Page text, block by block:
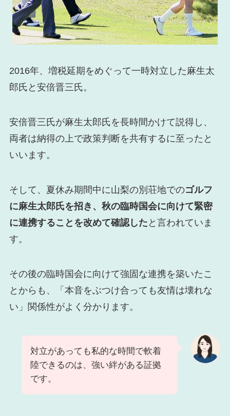
2016年、増税延期をめぐって一時対立した麻生太
郎氏と安倍晋三氏。
安倍晋三氏が麻生太郎氏を長時間かけて説得し、
両者は納得の上で政策判断を共有するに至ったと
いいます。
そして、夏休み期間中に山梨の別荘地でのゴルフ
に麻生太郎氏を招き、 秋の臨時国会に向けて緊密
に連携することを改めて確認した と言われていま
す。
その後の臨時国会に向けて強固な連携を築いたこ
とからも、「本音をぶつけ合っても友情は壊れな
い」関係性がよく分かります。
対立があっても私的な時間で軟着
陸できるのは、強い絆がある証拠
です。